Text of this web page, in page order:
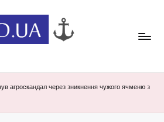
агроскандал через зникнення чужого ячменю з